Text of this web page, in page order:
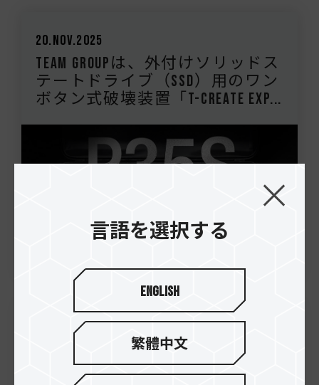
20.Nov.2025
Team Groupは、外付けソリッドス
テートドライブ（SSD）用のワン
ボタン式破壊装置「T-CREATE EXP...
21.Oct.2025
TEAMGROUP、TEAMGROUP NV10000 M.2
PCIe 5.0 ソリッドステートドライ
言語を選択する
English
繁體中文